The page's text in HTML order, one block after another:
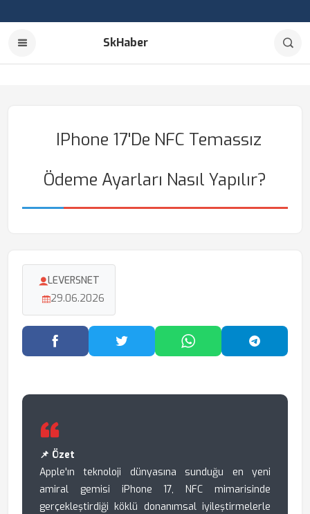
SkHaber
IPhone 17'de NFC Temassız
Ödeme Ayarları Nasıl Yapılır?
LEVERSNET
29.06.2026
Facebook'ta PaylaşTwitter'da PaylaşWhatsApp'ta Paylaş
📌 Özet
Apple'ın teknoloji dünyasına sunduğu en yeni
amiral gemisi iPhone 17, NFC mimarisinde
gerçekleştirdiği köklü donanımsal iyileştirmelerle